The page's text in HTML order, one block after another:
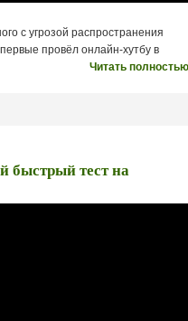
с угрозой распространения
провёл онлайн-хутбу в
Читать
тест на